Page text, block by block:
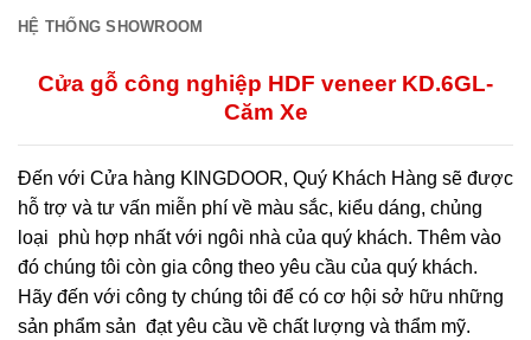
HỆ THỐNG SHOWROOM
Cửa gỗ công nghiệp HDF veneer KD.6GL-
Căm Xe
Đến với Cửa hàng KINGDOOR, Quý Khách Hàng sẽ được
hỗ trợ và tư vấn miễn phí về màu sắc, kiểu dáng, chủng
loại phù hợp nhất với ngôi nhà của quý khách. Thêm vào
đó chúng tôi còn gia công theo yêu cầu của quý khách.
Hãy đến với công ty chúng tôi để có cơ hội sở hữu những
sản phẩm sản đạt yêu cầu về chất lượng và thẩm mỹ.